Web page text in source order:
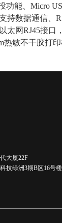
功能、Micro
持数据通信、
太网RJ45接口
热敏不干胶打
大厦22F
技绿洲3期B区16号